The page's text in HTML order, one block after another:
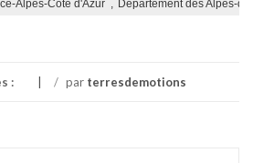
: / par terresdemotions